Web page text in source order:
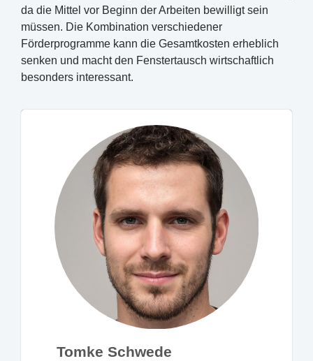
da die Mittel vor Beginn der Arbeiten bewilligt sein
müssen. Die Kombination verschiedener
Förderprogramme kann die Gesamtkosten erheblich
senken und macht den Fenstertausch wirtschaftlich
besonders interessant.
Tomke Schwede